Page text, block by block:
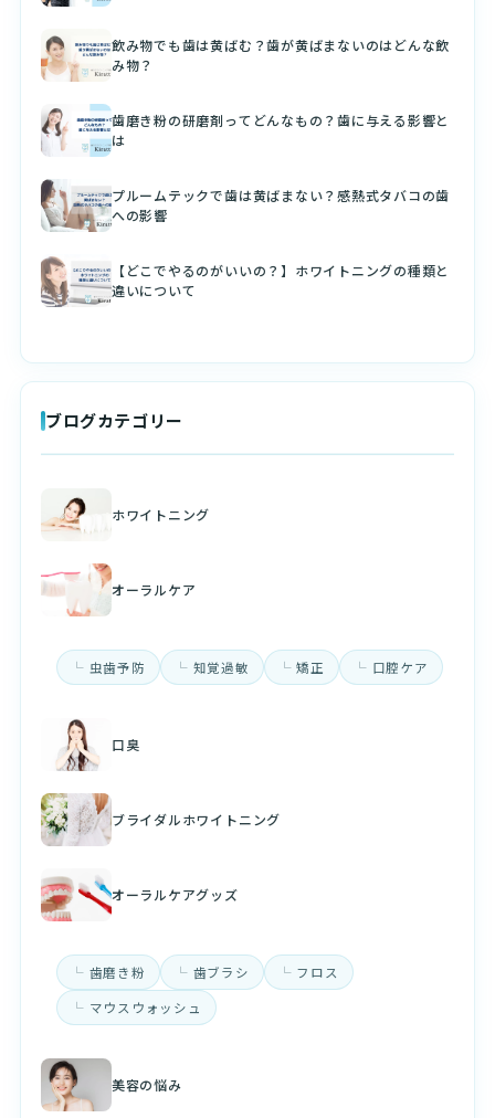
飲み物でも歯は黄ばむ？歯が黄ばまないのはどんな飲
み物？
歯磨き粉の研磨剤ってどんなもの？歯に与える影響と
は
プルームテックで歯は黄ばまない？感熱式タバコの歯
への影響
【どこでやるのがいいの？】ホワイトニングの種類と
違いについて
ブログカテゴリー
ホワイトニング
オーラルケア
虫歯予防 知覚過敏 矯正 口腔ケア
口臭
ブライダルホワイトニング
オーラルケアグッズ
歯磨き粉 歯ブラシ
フロス
マウスウォッシュ
美容の悩み